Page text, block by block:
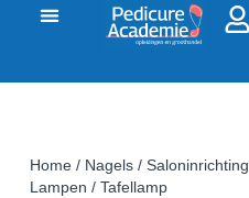
Home/ Nagels/ Saloninrichting
Lampen / Tafellamp